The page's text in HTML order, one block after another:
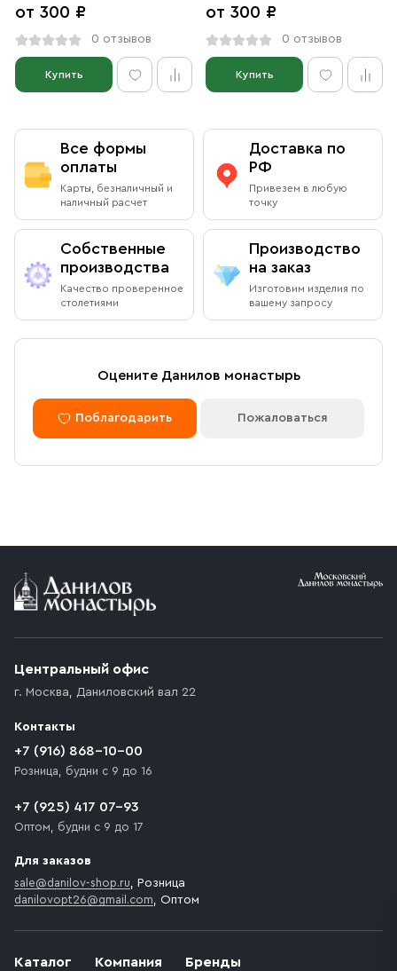
от 300 ₽
0 отзывов
Купить
от 300 ₽
0 отзывов
Купить
Все формы
оплаты
Карты, безналичный и
наличный расчет
Доставка по
РФ
Привезем в любую
точку
Собственные
производства
Качество проверенное
столетиями
Производство
на заказ
Изготовим изделия по
вашему запросу
Оцените Данилов монастырь
Поблагодарить Пожаловаться
Каталог Компания Бренды
Центральный офис
г. Москва, Даниловский вал 22
Контакты
+7 (916) 868-10-00
Розница, будни с 9 до 16
+7 (925) 417 07-93
Оптом, будни с 9 до 17
Для заказов
sale@danilov-shop.ru, Розница
danilovopt26@gmail.com, Оптом